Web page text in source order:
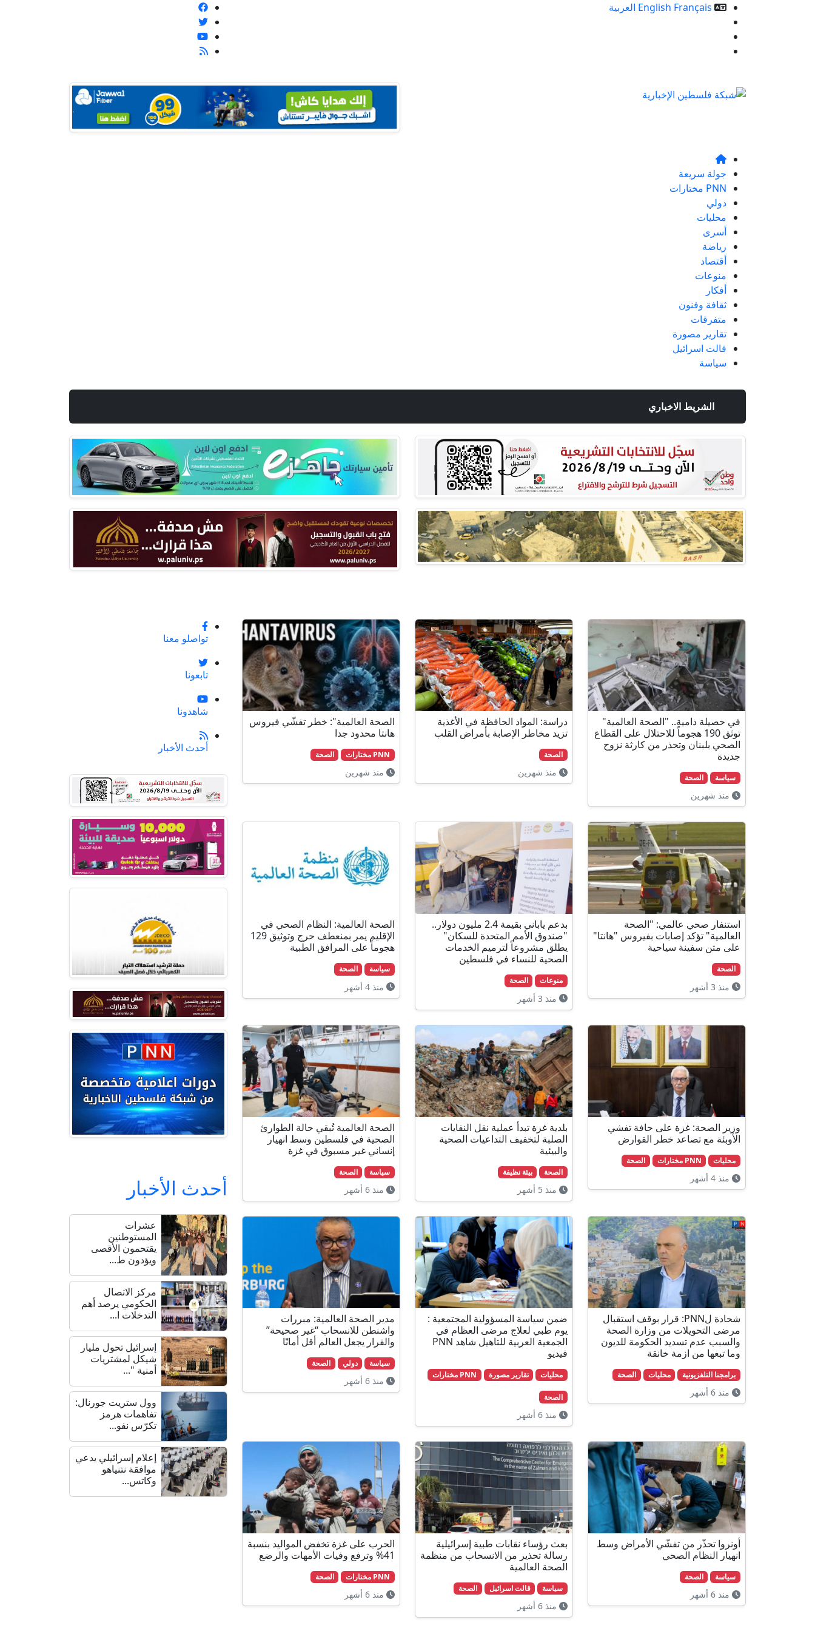
English Français
العربية
جولة سريعة
PNN مختارات
دولي
محليات
أسرى
رياضة
أقتصاد
منوعات
أفكار
ثقافة وفنون
متفرقات
تقارير مصورة
قالت اسرائيل
سياسة
الشريط الاخباري
في حصيلة دامية.. "الصحة العالمية"
توثق 190 هجوماً للاحتلال على القطاع
الصحي بلبنان وتحذر من كارثة نزوح
جديدة
سياسة الصحة
منذ شهرين
دراسة: المواد الحافظة في الأغذية
تزيد مخاطر الإصابة بأمراض القلب
الصحة
منذ شهرين
الصحة العالمية": خطر تفشّي فيروس
هانتا محدود جدا
PNN مختارات الصحة
منذ شهرين
استنفار صحي عالمي: "الصحة
العالمية" تؤكد إصابات بفيروس "هانتا"
على متن سفينة سياحية
الصحة
منذ 3 أشهر
بدعم ياباني بقيمة 2.4 مليون دولار..
"صندوق الأمم المتحدة للسكان"
يطلق مشروعاً لترميم الخدمات
الصحية للنساء في فلسطين
منوعات الصحة
منذ 3 أشهر
الصحة العالمية: النظام الصحي في
الإقليم يمر بمنعطف حرج وتوثيق 129
هجوماً على المرافق الطبية
سياسة الصحة
منذ 4 أشهر
وزير الصحة: غزة على حافة تفشي
الأوبئة مع تصاعد خطر القوارض
محليات PNN مختارات الصحة
منذ 4 أشهر
بلدية غزة تبدأ عملية نقل النفايات
الصلبة لتخفيف التداعيات الصحية
والبيئية
الصحة بيئة نظيفة
منذ 5 أشهر
الصحة العالمية تُبقي حالة الطوارئ
الصحية في فلسطين وسط انهيار
إنساني غير مسبوق في غزة
سياسة الصحة
منذ 6 أشهر
شحادة لPNN: قرار بوقف استقبال
مرضى التحويلات من وزارة الصحة
والسبب عدم تسديد الحكومة للديون
وما تبعها من ازمة خانقة
برامجنا التلفزيونية محليات الصحة
منذ 6 أشهر
ضمن سياسة المسؤولية المجتمعية :
يوم طبي لعلاج مرضى العظام في
الجمعية العربية للتاهيل شاهد PNN
فيديو
محليات تقارير مصورة PNN مختارات
الصحة
منذ 6 أشهر
مدير الصحة العالمية: مبررات
واشنطن للانسحاب “غير صحيحة”
والقرار يجعل العالم أقل أمانًا
سياسة دولي الصحة
منذ 6 أشهر
أونروا تحذّر من تفشّي الأمراض وسط
انهيار النظام الصحي
سياسة الصحة
منذ 6 أشهر
بعث رؤساء نقابات طبية إسرائيلية
رسالة تحذير من الانسحاب من منظمة
الصحة العالمية
سياسة قالت اسرائيل الصحة
منذ 6 أشهر
الحرب على غزة تخفض المواليد بنسبة
41% وترفع وفيات الأمهات والرضع
PNN مختارات الصحة
منذ 6 أشهر
تواصلو معنا
تابعونا
شاهدونا
أحدث الأخبار
أحدث الأخبار
عشرات
المستوطنين
يقتحمون الأقصى
ويؤدون ط...
مركز الاتصال
الحكومي يرصد أهم
التدخلات ا...
إسرائيل تحول مليار
شيكل لمشتريات
أمنية "...
وول ستريت جورنال:
تفاهمات هرمز
تكرّس نفو...
إعلام إسرائيلي يدعي
موافقة نتنياهو
وكاتس...